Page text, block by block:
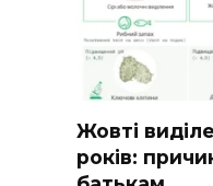
Жовті
років: